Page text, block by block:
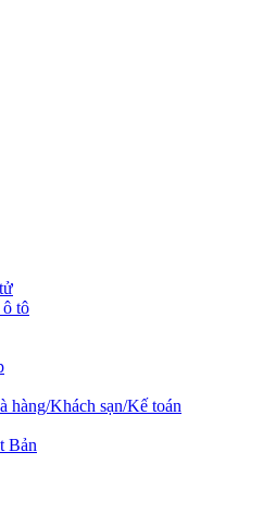
tô
hàng/Khách sạn/Kế toán
Bản